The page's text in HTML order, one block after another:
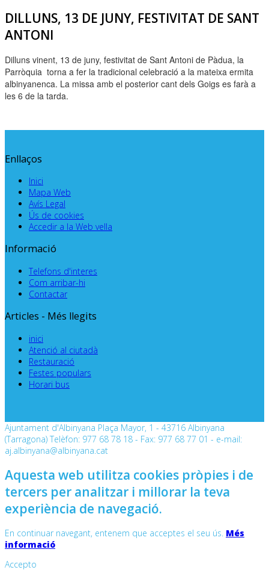
DILLUNS, 13 DE JUNY, FESTIVITAT DE SANT
ANTONI
Dilluns vinent, 13 de juny, festivitat de Sant Antoni de Pàdua, la
Parròquia torna a fer la tradicional celebració a la mateixa ermita
albinyanenca. La missa amb el posterior cant dels Goigs es farà a
les 6 de la tarda.
Enllaços
Inici
Mapa Web
Avís Legal
Ús de cookies
Accedir a la Web vella
Informació
Telefons d'interes
Com arribar-hi
Contactar
Articles - Més llegits
inici
Atenció al ciutadà
Restauració
Festes populars
Horari bus
Ajuntament d'Albinyana Plaça Mayor, 1 - 43716 Albinyana
(Tarragona) Telèfon: 977 68 78 18 - Fax: 977 68 77 01 - e-mail:
aj.albinyana@albinyana.cat
Aquesta web utilitza cookies pròpies i de
tercers per analitzar i millorar la teva
experiència de navegació.
En continuar navegant, entenem que acceptes el seu ús. Més
informació
Accepto